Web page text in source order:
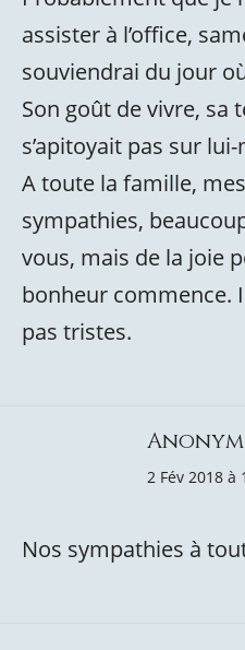
assister à l’office,
souviendrai du jour
Son goût de vivre, sa
s’apitoyait pas sur
A toute la famille,
sympathies,
vous, mais de la joie
bonheur commence.
pas tristes.
2 Fév 2018 à
Nos sympathies à